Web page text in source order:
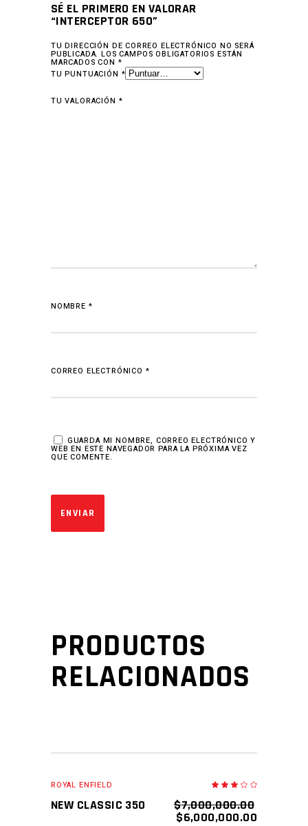
SÉ EL PRIMERO EN VALORAR
“INTERCEPTOR 650”
TU DIRECCIÓN DE CORREO ELECTRÓNICO NO SERÁ
PUBLICADA. LOS CAMPOS OBLIGATORIOS ESTÁN
MARCADOS CON *
TU PUNTUACIÓN *
TU VALORACIÓN *
NOMBRE *
CORREO ELECTRÓNICO *
GUARDA MI NOMBRE, CORREO ELECTRÓNICO Y
WEB EN ESTE NAVEGADOR PARA LA PRÓXIMA VEZ
QUE COMENTE.
PRODUCTOS
RELACIONADOS
AÑADIR AL CARRITO
ROYAL ENFIELD
de
NEW CLASSIC 350 $7,000,000.00
$6,000,000.00